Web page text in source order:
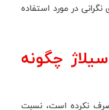
در مورد استفاده
چگونه
نکرده است، نسبت